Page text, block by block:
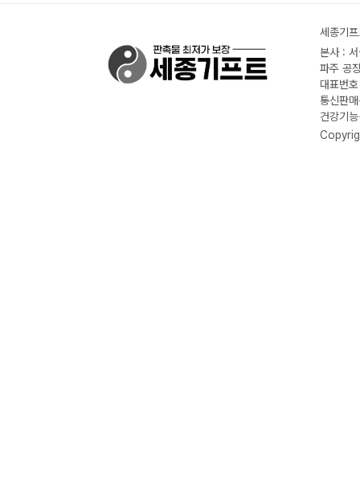
세종기
본사 :
파주 공
대표번
통신판
건강기